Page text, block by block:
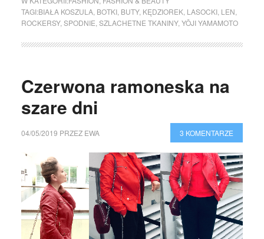
TAGI:BIAŁA KOSZULA, BOTKI, BUTY, KĘDZIOREK, LASOCKI, LEN
ROCKERSY, SPODNIE SZLACHETNE TKANINY, YŌJI YAMAMOTO
Czerwona ramoneska na
szare dni
04/05/2019 PRZEZ EWA 3 KOMENTARZE